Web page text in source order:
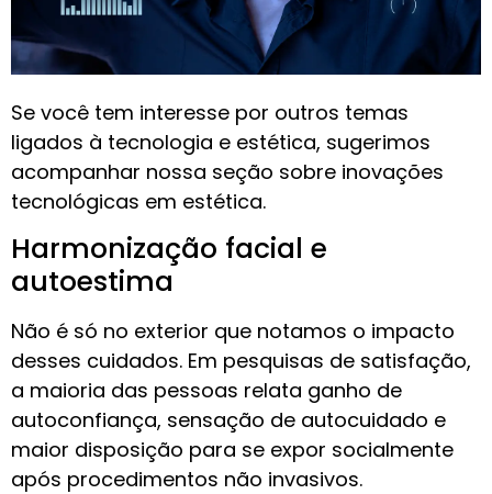
Se você tem interesse por outros temas
ligados à tecnologia e estética, sugerimos
acompanhar nossa seção sobre inovações
tecnológicas em estética.
Harmonização facial e
autoestima
Não é só no exterior que notamos o impacto
desses cuidados. Em pesquisas de satisfação,
a maioria das pessoas relata ganho de
autoconfiança, sensação de autocuidado e
maior disposição para se expor socialmente
após procedimentos não invasivos.